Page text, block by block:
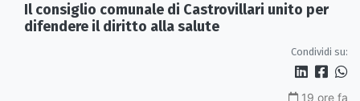
Il consiglio comunale di Castrovillari unito per
difendere il diritto alla salute
Condividi su:
19 ore fa